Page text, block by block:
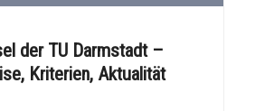
der TU Darmstadt –
Kriterien, Aktualität